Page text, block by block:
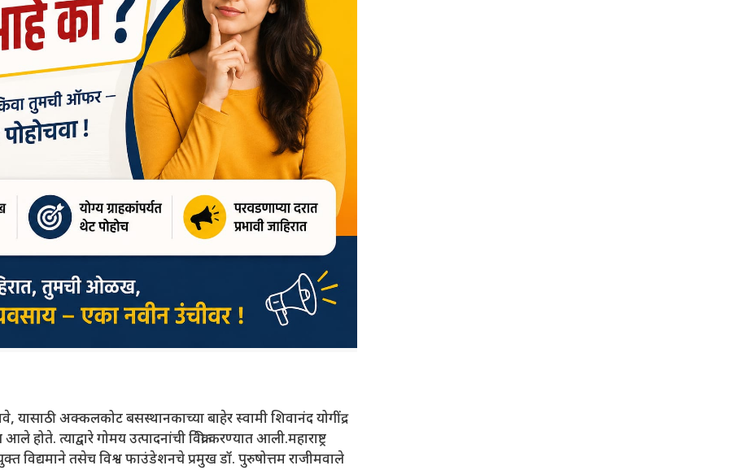
यासाठी अक्कलकोट बसस्थानकाच्या बाहेर स्वामी शिवानंद योगींद्र
होते. त्याद्वारे गोमय उत्पादनांची विक्री करण्यात आली.महाराष्ट्र
विद्यमाने तसेच विश्व फाउंडेशनचे प्रमुख डॉ. पुरुषोत्तम राजीमवाले